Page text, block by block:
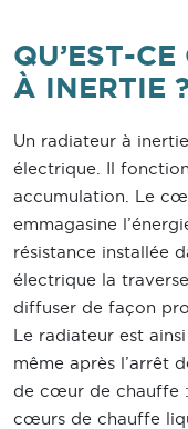
QU’EST-
À INERTIE
Un radiateur à
électrique. Il
accumulation. Le
emmagasine
résistance installée
électrique la
diffuser de façon
Le radiateur est
même après l’arrêt
de cœur de chauffe
cœurs de chauffe